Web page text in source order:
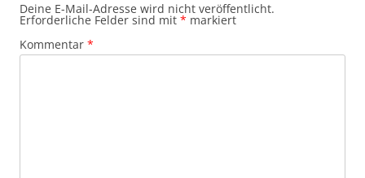
Deine E-Mail-Adresse wird nicht veröffentlicht.
Erforderliche Felder sind mit * markiert
Kommentar *